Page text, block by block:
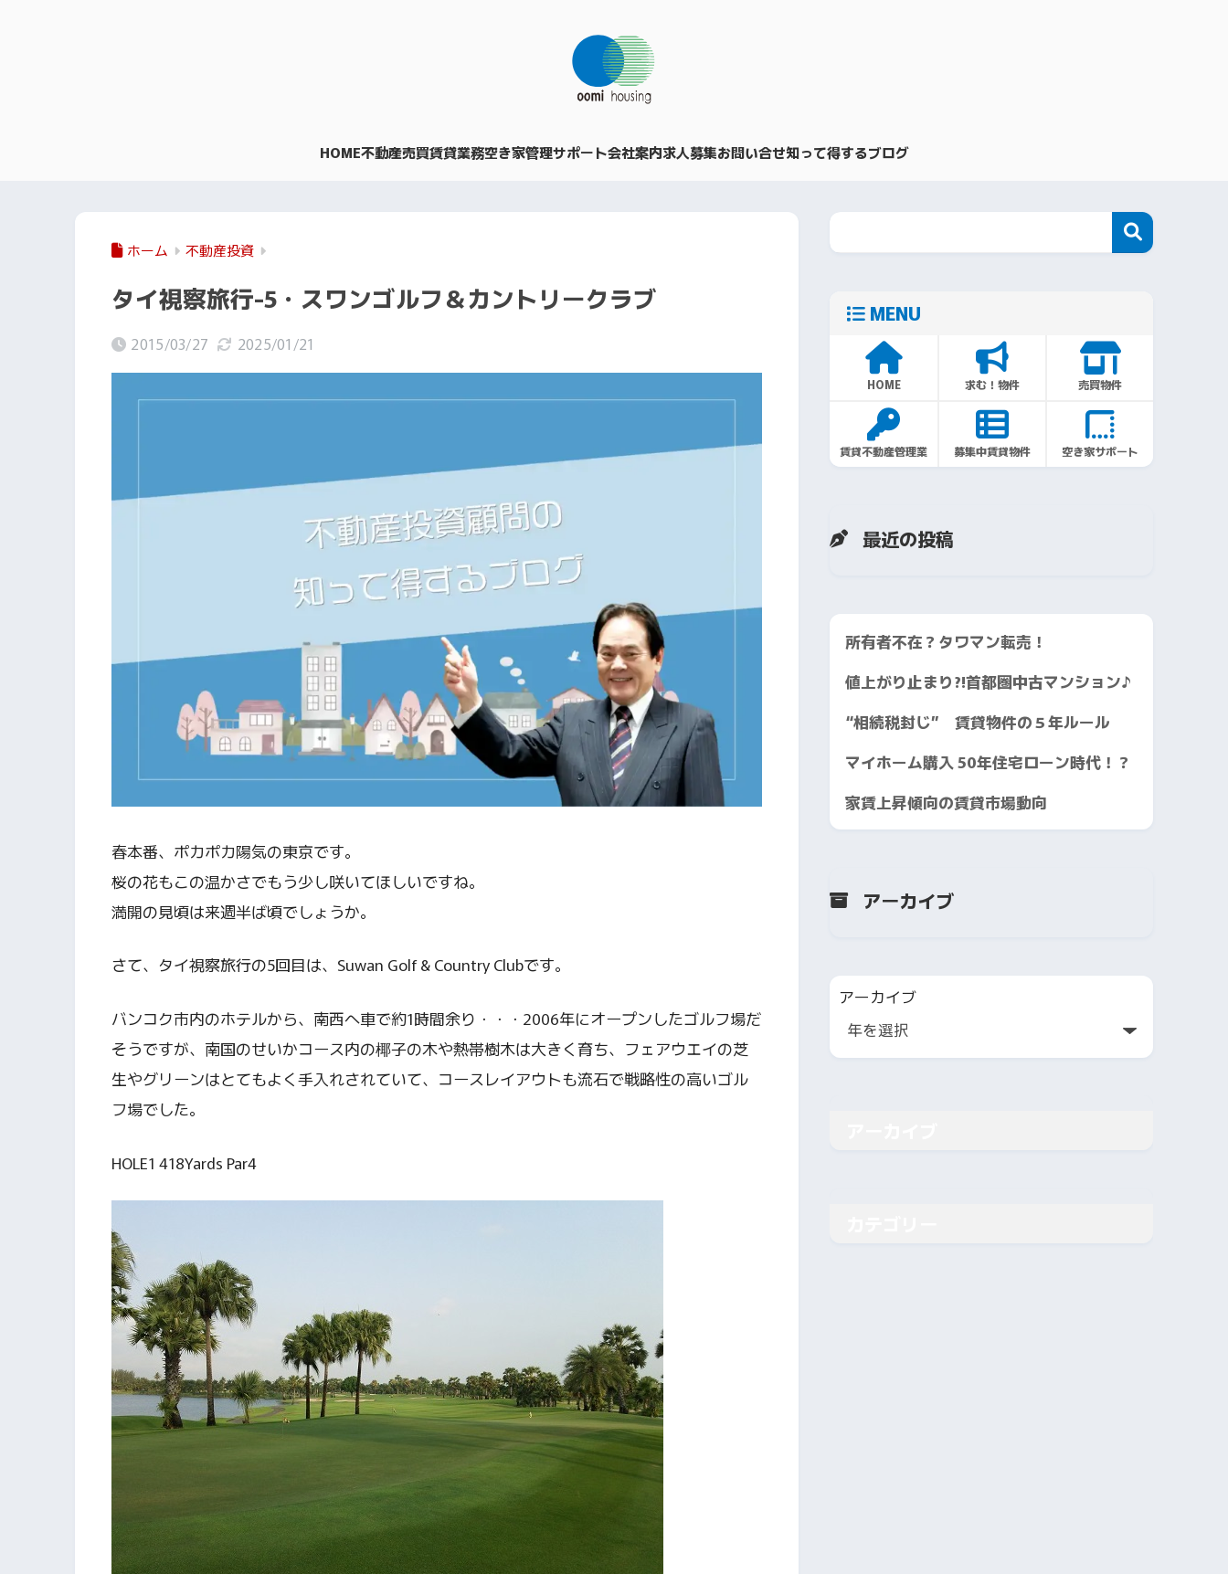
HOME不動産売買賃貸業務空き家管理サポート会社案内求人募集お問い合せ知って得するブログ
ホーム 不動産投資
タイ視察旅行-5・スワンゴルフ＆カントリークラブ
2015/03/27 2025/01/21
春本番、ポカポカ陽気の東京です。
桜の花もこの温かさでもう少し咲いてほしいですね。
満開の見頃は来週半ば頃でしょうか。
さて、タイ視察旅行の5回目は、Suwan Golf & Country Clubです。
バンコク市内のホテルから、南西へ車で約1時間余り・・・2006年にオープンしたゴルフ場だ
そうですが、南国のせいかコース内の椰子の木や熱帯樹木は大きく育ち、フェアウエイの芝
生やグリーンはとてもよく手入れされていて、コースレイアウトも流石で戦略性の高いゴル
フ場でした。
HOLE1 418Yards Par4
MENU
HOME 求む！物件 売買物件
賃貸不動産管理業 募集中賃貸物件 空き家サポート
最近の投稿
所有者不在？タワマン転売！
値上がり止まり?!首都圏中古マンション♪
“相続税封じ” 賃貸物件の５年ルール
マイホーム購入 50年住宅ローン時代！？
家賃上昇傾向の賃貸市場動向
アーカイブ
アーカイブ